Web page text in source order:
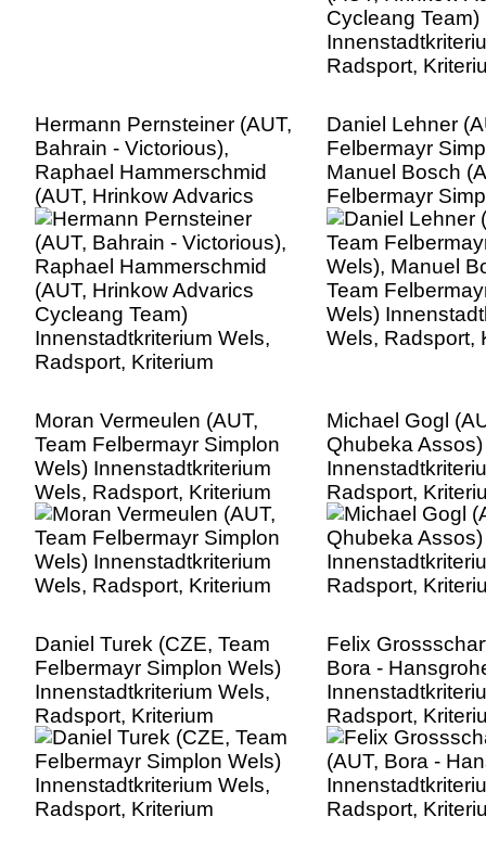
Hermann Pernsteiner (AUT,
Bahrain - Victorious),
Raphael Hammerschmid
(AUT, Hrinkow Advarics
Cycleang Team)
Innenstadtkriterium Wels,
Radsport, Kriterium
Daniel Lehner
Felbermayr
Manuel Bosch
Felbermayr
Radsport,
Moran Vermeulen (AUT,
Team Felbermayr Simplon
Wels) Innenstadtkriterium
Wels, Radsport, Kriterium
Michael Gogl
Qhubeka Assos)
Radsport,
Daniel Turek (CZE, Team
Felbermayr Simplon Wels)
Innenstadtkriterium Wels,
Radsport, Kriterium
Felix
Bora -
Radsport,